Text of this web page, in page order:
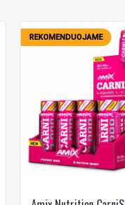
REKOMENDUOJAME